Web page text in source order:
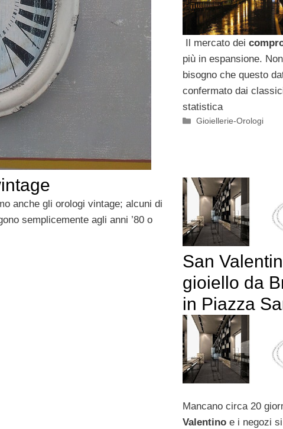
anche gli orologi vintage; alcuni di
semplicemente agli anni ’80 o
Il mercato dei
più in espansione.
bisogno che questo
confermato dai
statistica
Categorie
Gioiellerie-Orologi
San
gioiello da
in Piazza
Mancano circa 20
Valentinoe i negozi